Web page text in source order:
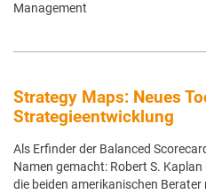
Management
Strategy Maps: Neues
Strategieentwicklung
Als Erfinder der Balanced
Namen gemacht: Robert S.
die beiden amerikanischen